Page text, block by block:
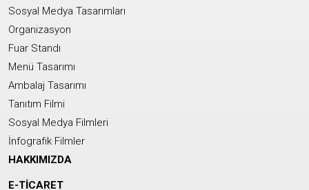
Sosyal Medya Tasarımları
Organizasyon
Fuar Standı
Menü Tasarımı
Ambalaj Tasarımı
Tanıtım Filmi
Sosyal Medya Filmleri
İnfografik Filmler
HAKKIMIZDA
E-TİCARET